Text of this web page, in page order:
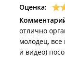
Оценка:
отлично
молодец, все
и видео)